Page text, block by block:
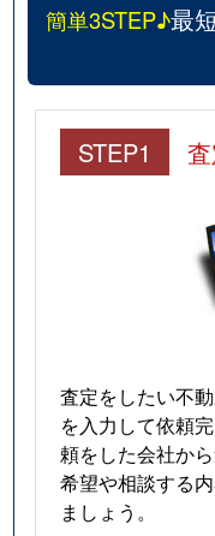
簡単3STEP♪最
STEP1
査定をしたい不
を入力して依頼
頼をした会社から
希望や相談する
ましょう。